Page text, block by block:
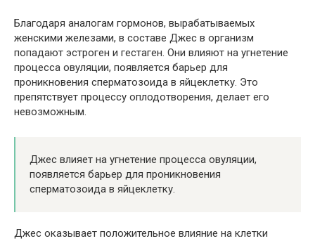
Благодаря аналогам гормонов, вырабатываемых
женскими железами, в составе Джес в организм
попадают эстроген и гестаген. Они влияют на угнетение
процесса овуляции, появляется барьер для
проникновения сперматозоида в яйцеклетку. Это
препятствует процессу оплодотворения, делает его
невозможным.
Джес влияет на угнетение процесса овуляции,
появляется барьер для проникновения
сперматозоида в яйцеклетку.
Джес оказывает положительное влияние на клетки